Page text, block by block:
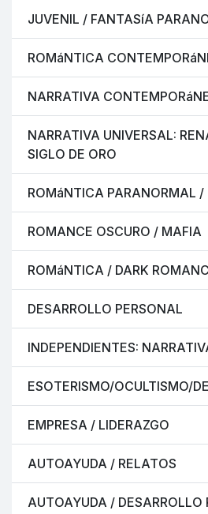
JUVENIL / FANTASíA
ROMáNTICA
NARRATIVA
NARRATIVA UNIVERSAL:
SIGLO DE ORO
ROMáNTICA PARANORMAL /
ROMANCE OSCURO / MAFIA
ROMáNTICA / DARK
DESARROLLO PERSONAL
INDEPENDIENTES:
ESOTERISMO/OCULTISMO/
EMPRESA / LIDERAZGO
AUTOAYUDA / RELATOS
AUTOAYUDA / DESARROLLO